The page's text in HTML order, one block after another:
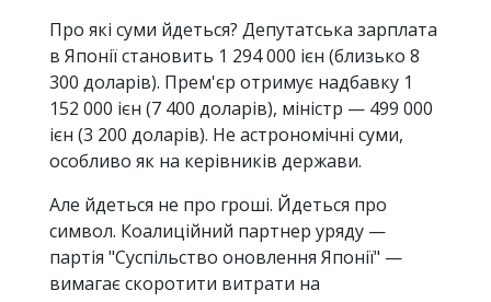
Про які суми йдеться? Депутатська зарплата
в Японії становить 1 294 000 ієн (близько 8
300 доларів). Прем'єр отримує надбавку 1
152 000 ієн (7 400 доларів), міністр — 499 000
ієн (3 200 доларів). Не астрономічні суми,
особливо як на керівників держави.
Але йдеться не про гроші. Йдеться про
символ. Коалиційний партнер уряду —
партія "Суспільство оновлення Японії" —
вимагає скоротити витрати на